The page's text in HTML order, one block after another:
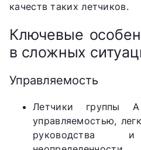
качеств таких летчиков.
Ключевые
в сложных
Управляемость
Летчики группы
управляемостью,